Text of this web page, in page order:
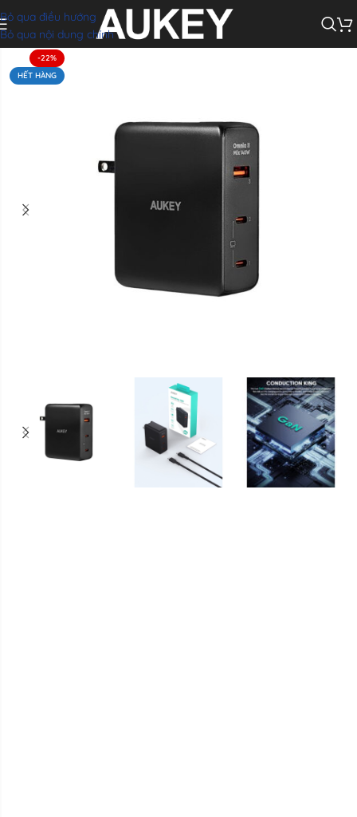
Bỏ qua điều hướng
Bỏ qua nội dung chính
Omnia II Mix PA-B7O 140W (Kèm Chân Cắm US,UK,EU, PD 3.1)
-22%
HẾT HÀNG